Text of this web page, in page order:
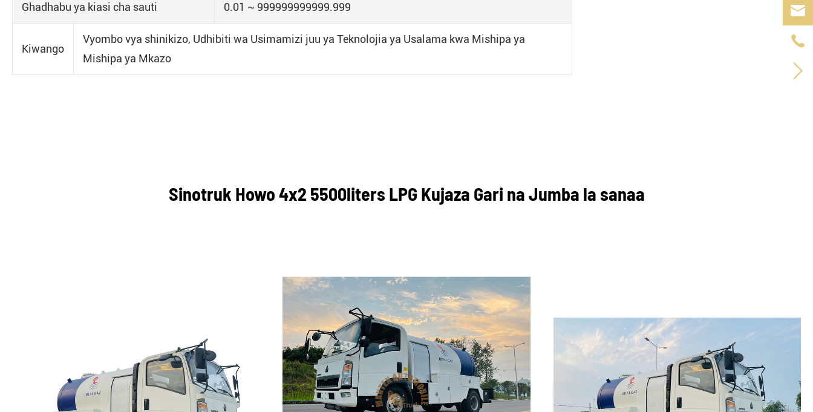
Ghadhabu ya kiasi cha sauti 0.01 ~ 999999999999.999
Kiwango
Vyombo vya shinikizo, Udhibiti wa Usimamizi juu ya Teknolojia ya Usalama kwa Mishipa ya
Mishipa ya Mkazo
Sinotruk Howo 4x2 5500liters LPG Kujaza Gari na Jumba la sanaa


